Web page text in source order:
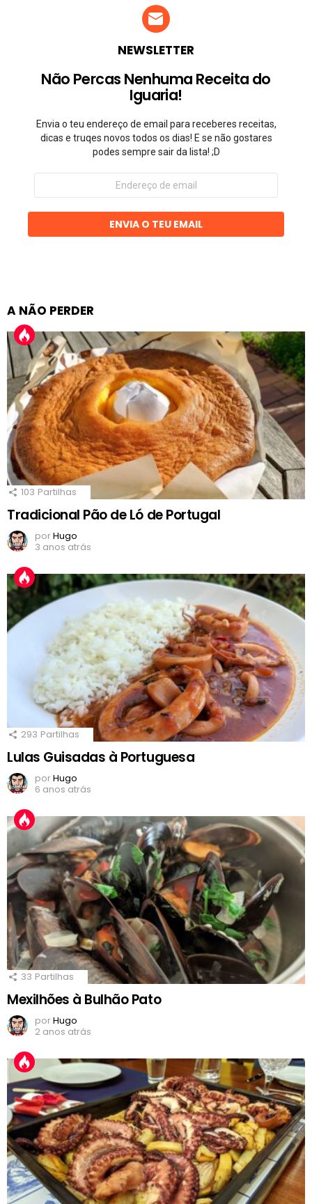
NEWSLETTER
Não Percas Nenhuma Receita do
Iguaria!
Envia o teu endereço de email para receberes receitas,
dicas e truqes novos todos os dias! E se não gostares
podes sempre sair da lista! ;D
Endereço
email
ENVIA O TEU EMAIL
A NÃO PERDER
103 Partilhas
Tradicional Pão de Ló de Portugal
porHugo
3 anos atrás
293 Partilhas
Lulas Guisadas à Portuguesa
porHugo
6 anos atrás
33 Partilhas
Mexilhões à Bulhão Pato
porHugo
2 anos atrás